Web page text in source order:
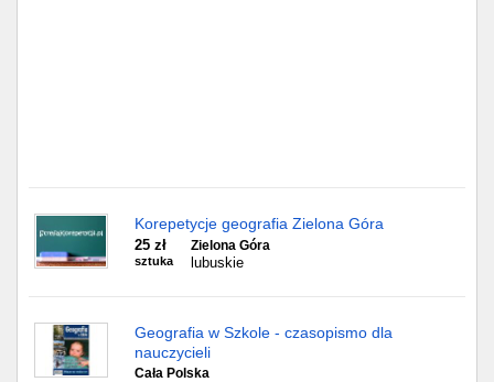
Korepetycje geografia Zielona Góra
25 zł
sztuka
Zielona Góra
lubuskie
Geografia w Szkole - czasopismo dla
nauczycieli
Cała Polska
Częstochowa
Olsztyn